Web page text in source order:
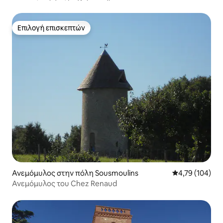
Επιλογή επισκεπτών
Επιλογή επισκεπτών
Ανεμόμυλος στην πόλη Sousmoulins Μέση
4,79 (104)
Ανεμόμυλος του Chez Renaud